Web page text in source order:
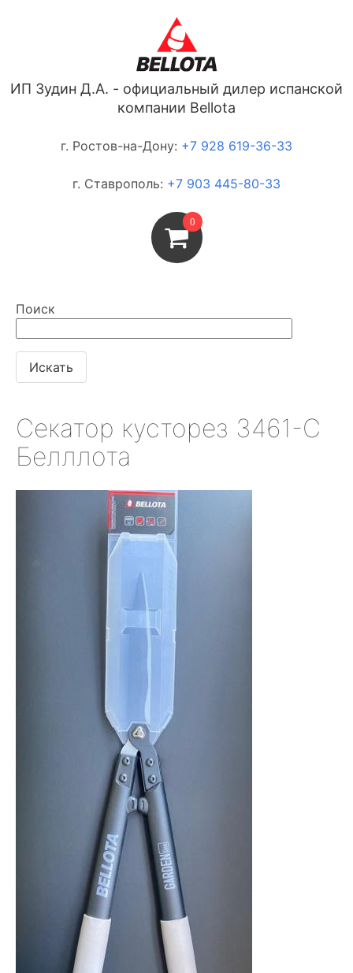
ИП Зудин Д.А. - официальный дилер испанской
компании Bellota
г. Ростов-на-Дону: +7 928 619-36-33
г. Ставрополь: +7 903 445-80-33
0
Поиск
Секатор кусторез 3461-С
Белллота